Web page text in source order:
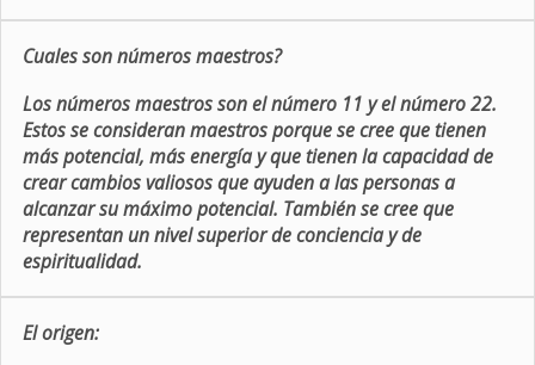
Cuales son números maestros?
Los números maestros son el número 11 y el número 22.
Estos se consideran maestros porque se cree que tienen
más potencial, más energía y que tienen la capacidad de
crear cambios valiosos que ayuden a las personas a
alcanzar su máximo potencial. También se cree que
representan un nivel superior de conciencia y de
espiritualidad.
El origen: